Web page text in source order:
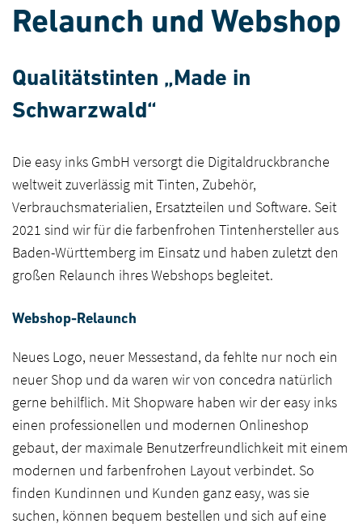
Relaunch und Webshop
Qualitätstinten „Made in
Schwarzwald“
Die easy inks GmbH versorgt die Digitaldruckbranche
weltweit zuverlässig mit Tinten, Zubehör,
Verbrauchsmaterialien, Ersatzteilen und Software. Seit
2021 sind wir für die farbenfrohen Tintenhersteller aus
Baden-Württemberg im Einsatz und haben zuletzt den
großen Relaunch ihres Webshops begleitet.
Webshop-Relaunch
Neues Logo, neuer Messestand, da fehlte nur noch ein
neuer Shop und da waren wir von concedra natürlich
gerne behilflich. Mit Shopware haben wir der easy inks
einen professionellen und modernen Onlineshop
gebaut, der maximale Benutzerfreundlichkeit mit einem
modernen und farbenfrohen Layout verbindet. So
finden Kundinnen und Kunden ganz easy, was sie
suchen, können bequem bestellen und sich auf eine